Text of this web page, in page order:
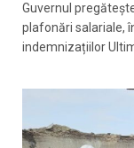
Guvernul
plafonări salariale,
indemnizațiilor